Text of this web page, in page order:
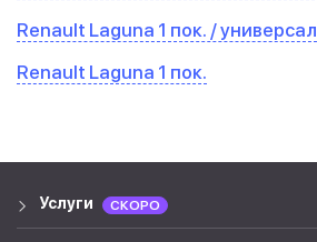
Renault Laguna 1 пок. / универсал
Renault Laguna 1 пок.
Услуги СКОРО